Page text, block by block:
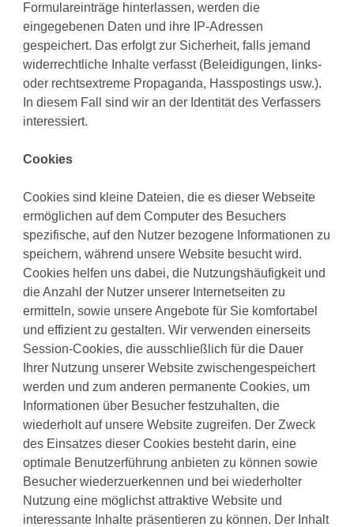
Formulareinträge hinterlassen, werden die
eingegebenen Daten und ihre IP-Adressen
gespeichert. Das erfolgt zur Sicherheit, falls jemand
widerrechtliche Inhalte verfasst (Beleidigungen, links-
oder rechtsextreme Propaganda, Hasspostings usw.).
In diesem Fall sind wir an der Identität des Verfassers
interessiert.
Cookies
Cookies sind kleine Dateien, die es dieser Webseite
ermöglichen auf dem Computer des Besuchers
spezifische, auf den Nutzer bezogene Informationen zu
speichern, während unsere Website besucht wird.
Cookies helfen uns dabei, die Nutzungshäufigkeit und
die Anzahl der Nutzer unserer Internetseiten zu
ermitteln, sowie unsere Angebote für Sie komfortabel
und effizient zu gestalten. Wir verwenden einerseits
Session-Cookies, die ausschließlich für die Dauer
Ihrer Nutzung unserer Website zwischengespeichert
werden und zum anderen permanente Cookies, um
Informationen über Besucher festzuhalten, die
wiederholt auf unsere Website zugreifen. Der Zweck
des Einsatzes dieser Cookies besteht darin, eine
optimale Benutzerführung anbieten zu können sowie
Besucher wiederzuerkennen und bei wiederholter
Nutzung eine möglichst attraktive Website und
interessante Inhalte präsentieren zu können. Der Inhalt